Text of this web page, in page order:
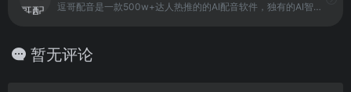
逗哥配音是一款500w+达人热推的的AI配音软件，独有的AI智能配音技术,更专业,更完美贴近真人配音。内置丰富的短视频创作工具，文案提取、人声分离等短视频必备功能，逗哥配音是你短视频创作不二的选择！
暂无评论